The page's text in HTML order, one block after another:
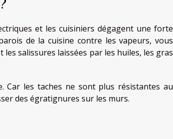
et les cuisiniers dégagent une forte
de la cuisine contre les vapeurs, vous
salissures laissées par les huiles, les gras
Car les taches ne sont plus résistantes au
des égratignures sur les murs.